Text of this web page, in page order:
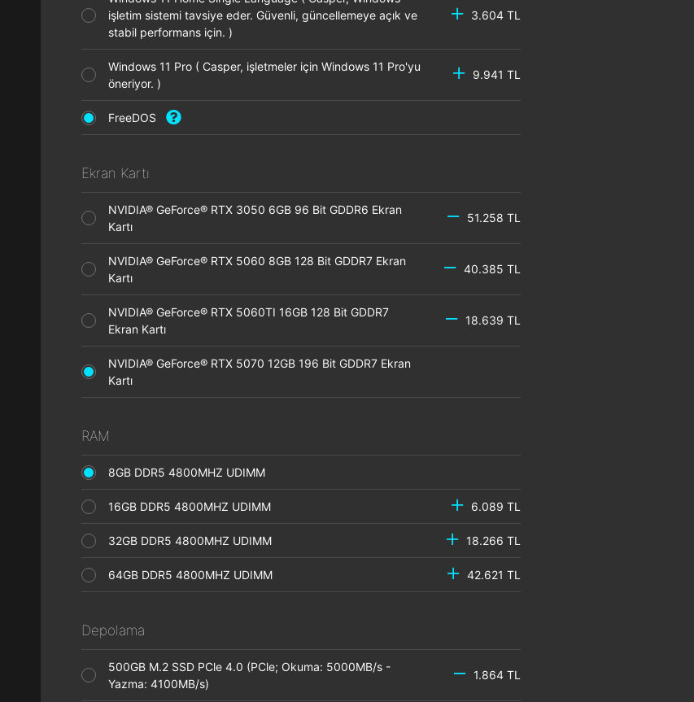
işletim sistemi tavsiye eder. Güvenli, güncellemeye açık ve
stabil performans için. )
3.604 TL
Windows 11 Pro ( Casper, işletmeler için Windows 11 Pro'yu
öneriyor. )
9.941 TL
FreeDOS
Ekran Kartı
NVIDIA® GeForce® RTX 3050 6GB 96 Bit GDDR6 Ekran
Kartı
51.258 TL
NVIDIA® GeForce® RTX 5060 8GB 128 Bit GDDR7 Ekran
Kartı
40.385 TL
NVIDIA® GeForce® RTX 5060TI 16GB 128 Bit GDDR7
Ekran Kartı
18.639 TL
NVIDIA® GeForce® RTX 5070 12GB 196 Bit GDDR7 Ekran
Kartı
RAM
8GB DDR5 4800MHZ UDIMM
16GB DDR5 4800MHZ UDIMM 6.089 TL
32GB DDR5 4800MHZ UDIMM 18.266 TL
64GB DDR5 4800MHZ UDIMM 42.621 TL
Depolama
500GB M.2 SSD PCle 4.0 (PCle; Okuma: 5000MB/s -
Yazma: 4100MB/s)
1.864 TL